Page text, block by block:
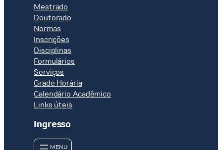
Mestrado
Doutorado
Normas
Inscrições
Disciplinas
Formulários
Serviços
Grade Horária
Calendário Acadêmico
Links úteis
Ingresso